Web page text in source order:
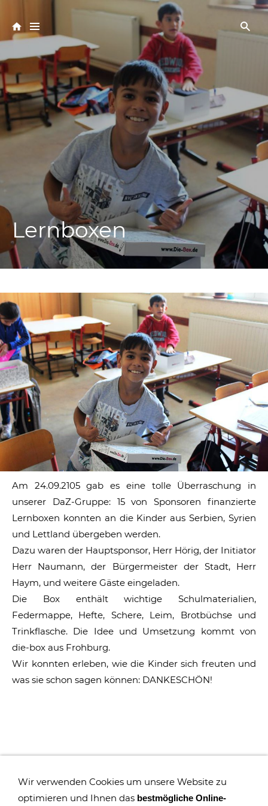
Lernboxen
Am 24.09.2105 gab es eine tolle Überraschung in
unserer DaZ-Gruppe: 15 von Sponsoren finanzierte
Lernboxen konnten an die Kinder aus Serbien, Syrien
und Lettland übergeben werden.
Dazu waren der Hauptsponsor, Herr Hörig, der Initiator
Herr Naumann, der Bürgermeister der Stadt, Herr
Haym, und weitere Gäste eingeladen.
Die Box enthält wichtige Schulmaterialien,
Federmappe, Hefte, Schere, Leim, Brotbüchse und
Trinkflasche. Die Idee und Umsetzung kommt von
die-box aus Frohburg.
Wir konnten erleben, wie die Kinder sich freuten und
was sie schon sagen können: DANKESCHÖN!
Wir verwenden Cookies um unsere Website zu
optimieren und Ihnen das bestmögliche Online-